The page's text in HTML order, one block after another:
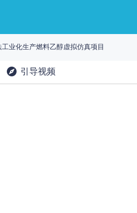
工业化生产燃料乙醇虚拟仿真项目
引导视频